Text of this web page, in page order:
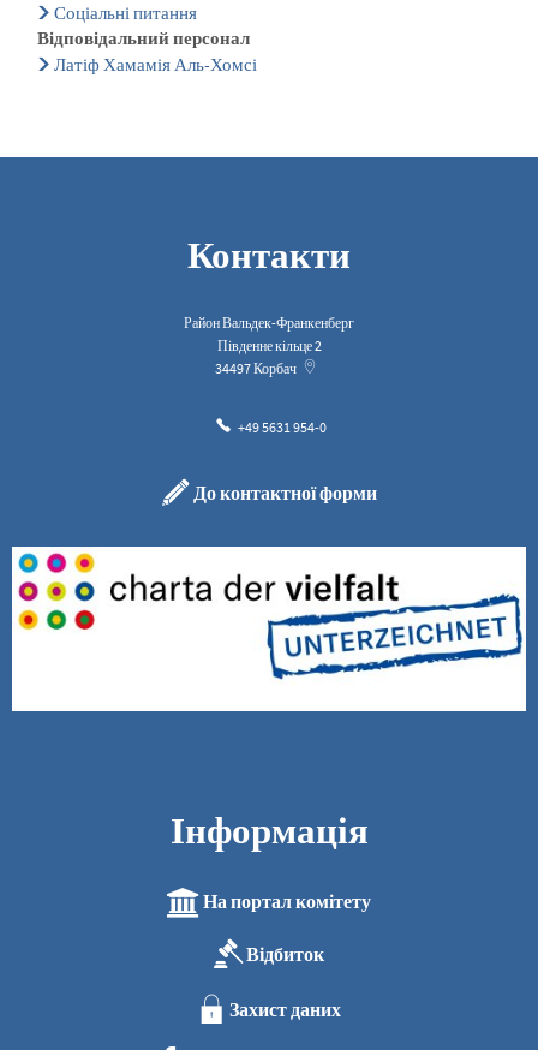
Соціальні питання
Відповідальний персонал
Латіф Хамамія Аль-Хомсі
Контакти
Район Вальдек-Франкенберг
Південне кільце 2
34497Корбач
+49 5631 954-0
До контактної форми
Інформація
На портал комітету
Відбиток
Захист даних